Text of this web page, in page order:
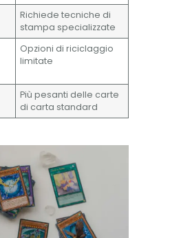
Richiede tecniche di
stampa specializzate
Opzioni di riciclaggio
limitate
Più pesanti delle carte
di carta standard